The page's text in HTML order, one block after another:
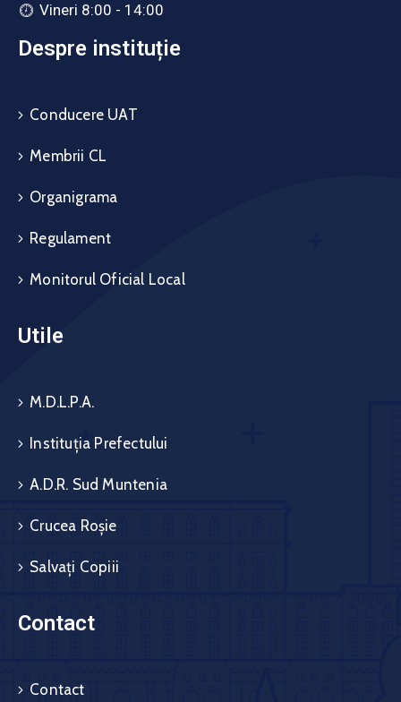
Vineri 8:00 - 14:00
Despre instituție
Conducere UAT
Membrii CL
Organigrama
Regulament
Monitorul Oficial Local
Utile
M.D.L.P.A.
Instituția Prefectului
A.D.R. Sud Muntenia
Crucea Roșie
Salvați Copiii
Contact
Contact